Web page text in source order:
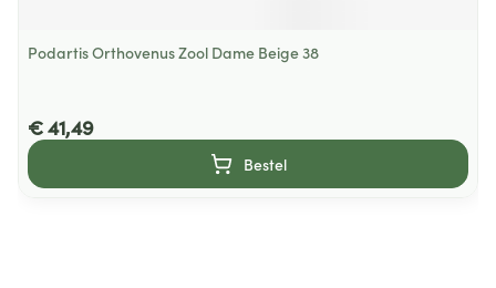
Podartis Orthovenus Zool Dame Beige 38
€ 41,49
Bestel